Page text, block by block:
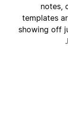
notes,
templates
showing off